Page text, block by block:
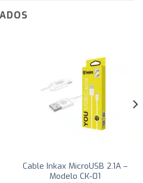
Cable Inkax MicroUSB 2.1A –
Modelo CK-01